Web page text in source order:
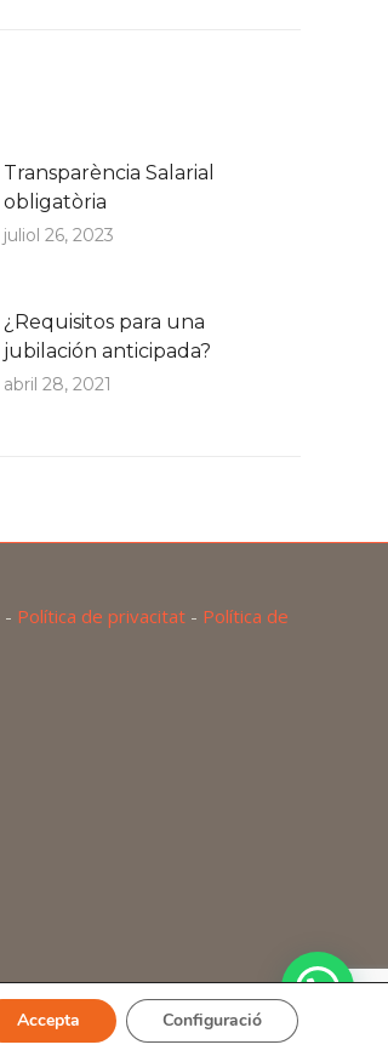
Transparència Salarial
obligatòria
juliol 26, 2023
¿Requisitos para una
jubilación anticipada?
abril 28, 2021
- Política de privacitat - Política de
Accepta Configuració